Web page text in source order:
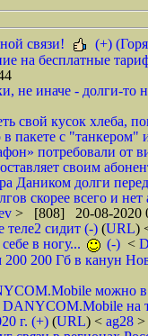
связи!
(+)
на бесплатные
не иначе - долги-то
свой кусок хлеба,
в пакете с
потребовали от
своим
Даником долги
скорее всего и
> [808] 20-08-2020
теле2 сидит (-) (URL)
в ногу...
(-) <
200 Гб в канун
можно в
DANYCOM.Mobile
г. (+) (URL) < ag28 >